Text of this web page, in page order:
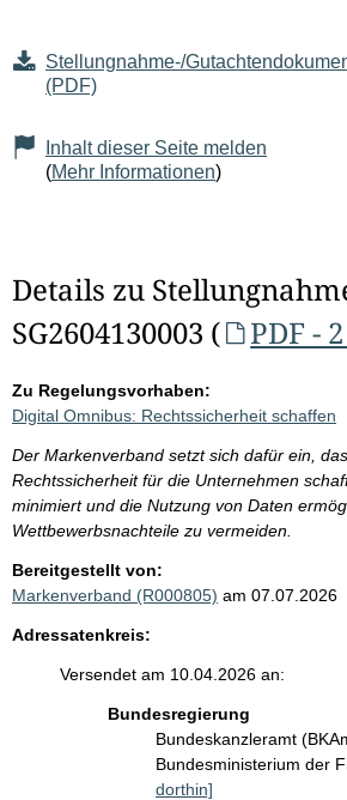
Stellungnahme-/
(PDF)
Inhalt dieser Seite melden
(Mehr Informationen)
Details zu
SG2604130003 (
PDF -
Zu Regelungsvorhaben:
Digital Omnibus: Rechtssicherheit schaffen
Der Markenverband setzt sich dafür ein,
Rechtssicherheit für die Unternehmen
minimiert und die Nutzung von Daten
Wettbewerbsnachteile zu vermeiden.
Bereitgestellt von:
Markenverband (R000805) am 07.07.2026
Adressatenkreis:
Versendet am 10.04.2026 an:
Bundesregierung
Bundeskanzleramt
Bundesministerium der
dorthin]